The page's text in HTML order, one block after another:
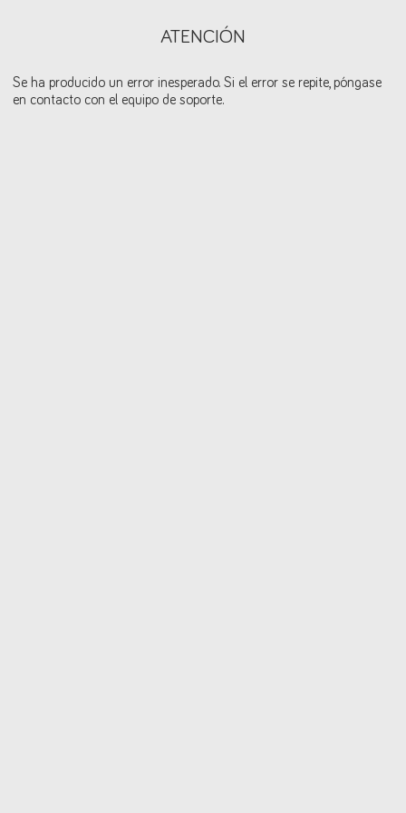
ATENCIÓN
Se ha producido un error inesperado. Si el error se repite, póngase
en contacto con el equipo de soporte.